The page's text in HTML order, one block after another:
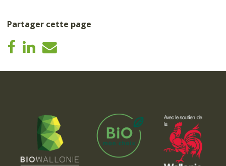
Partager cette page